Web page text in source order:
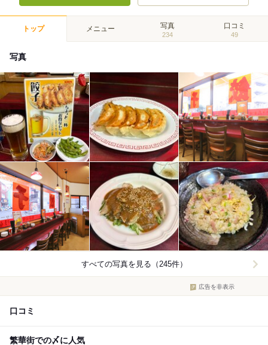
トップ メニュー 写真
234
口コミ
49
写真
すべての写真を見る（245件）
広告を非表示
口コミ
繁華街での〆に人気